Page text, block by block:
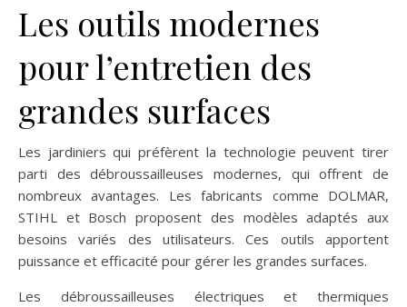
Les outils modernes
pour l’entretien des
grandes surfaces
Les jardiniers qui préfèrent la technologie peuvent tirer
parti des débroussailleuses modernes, qui offrent de
nombreux avantages. Les fabricants comme DOLMAR,
STIHL et Bosch proposent des modèles adaptés aux
besoins variés des utilisateurs. Ces outils apportent
puissance et efficacité pour gérer les grandes surfaces.
Les débroussailleuses électriques et thermiques